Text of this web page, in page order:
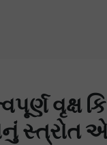
વૃક્ષ
સ્ત્રોત